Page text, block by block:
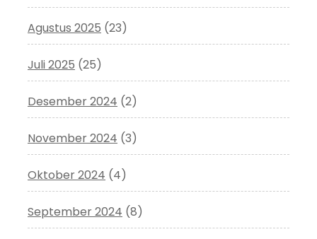
Agustus 2025 (23)
Juli 2025 (25)
Desember 2024 (2)
November 2024 (3)
Oktober 2024 (4)
September 2024 (8)